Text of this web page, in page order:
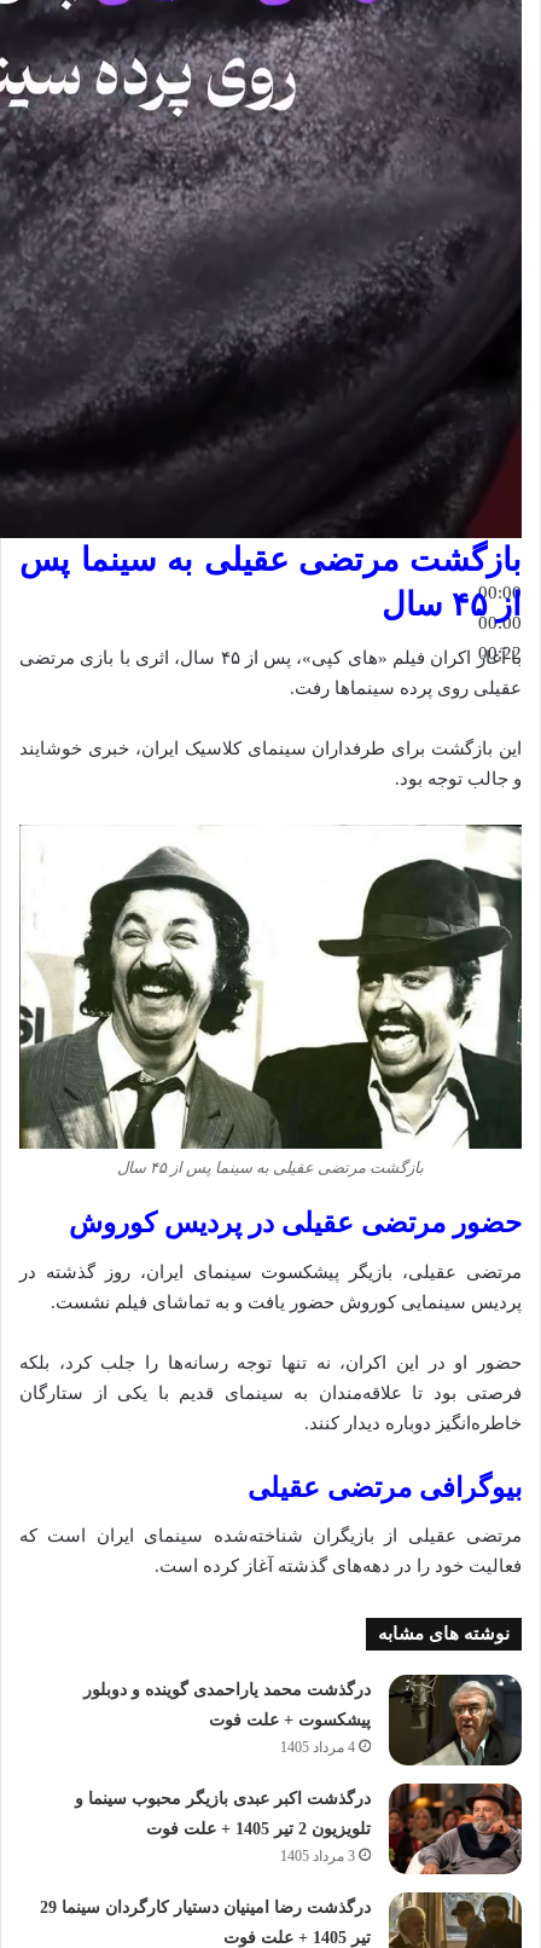
00:00
00:00
00:22
بازگشت مرتضی عقیلی به سینما پس
از ۴۵ سال
با آغاز اکران فیلم «های کپی»، پس از ۴۵ سال، اثری با بازی مرتضی
عقیلی روی پرده سینماها رفت.
این بازگشت برای طرفداران سینمای کلاسیک ایران، خبری خوشایند
و جالب توجه بود.
بازگشت مرتضی عقیلی به سینما پس از ۴۵ سال
حضور مرتضی عقیلی در پردیس کوروش
مرتضی عقیلی، بازیگر پیشکسوت سینمای ایران، روز گذشته در
پردیس سینمایی کوروش حضور یافت و به تماشای فیلم نشست.
حضور او در این اکران، نه تنها توجه رسانه‌ها را جلب کرد، بلکه
فرصتی بود تا علاقه‌مندان به سینمای قدیم با یکی از ستارگان
خاطره‌انگیز دوباره دیدار کنند.
بیوگرافی مرتضی عقیلی
مرتضی عقیلی از بازیگران شناخته‌شده سینمای ایران است که
فعالیت خود را در دهه‌های گذشته آغاز کرده است.
نوشته های مشابه
درگذشت محمد یاراحمدی گوینده و دوبلور
پیشکسوت + علت فوت
4 مرداد 1405
درگذشت اکبر عبدی بازیگر محبوب سینما و
تلویزیون 2 تیر 1405 + علت فوت
3 مرداد 1405
درگذشت رضا امینیان دستیار کارگردان سینما 29
تیر 1405 + علت فوت